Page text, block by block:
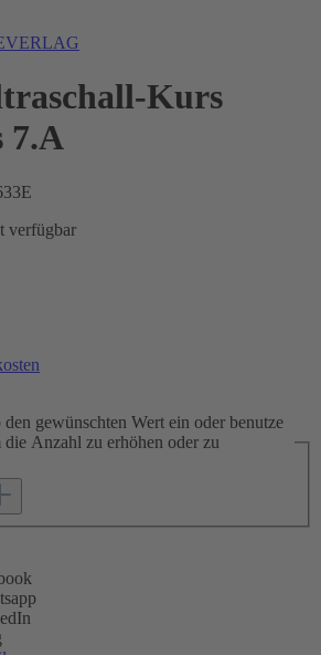
Kurs
7.A
verfügbar
gewünschten Wert ein oder benutze
Anzahl zu erhöhen oder zu